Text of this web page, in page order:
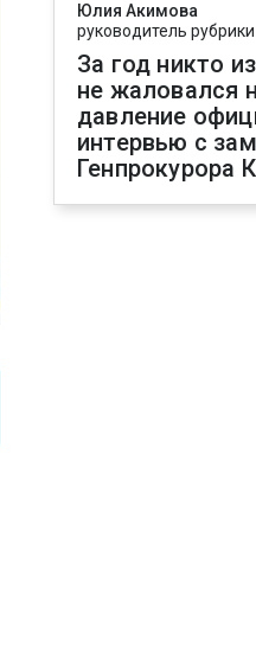
Юлия Акимова
руководитель
За год никто
не жаловался
давление
интервью с
Генпрокурора